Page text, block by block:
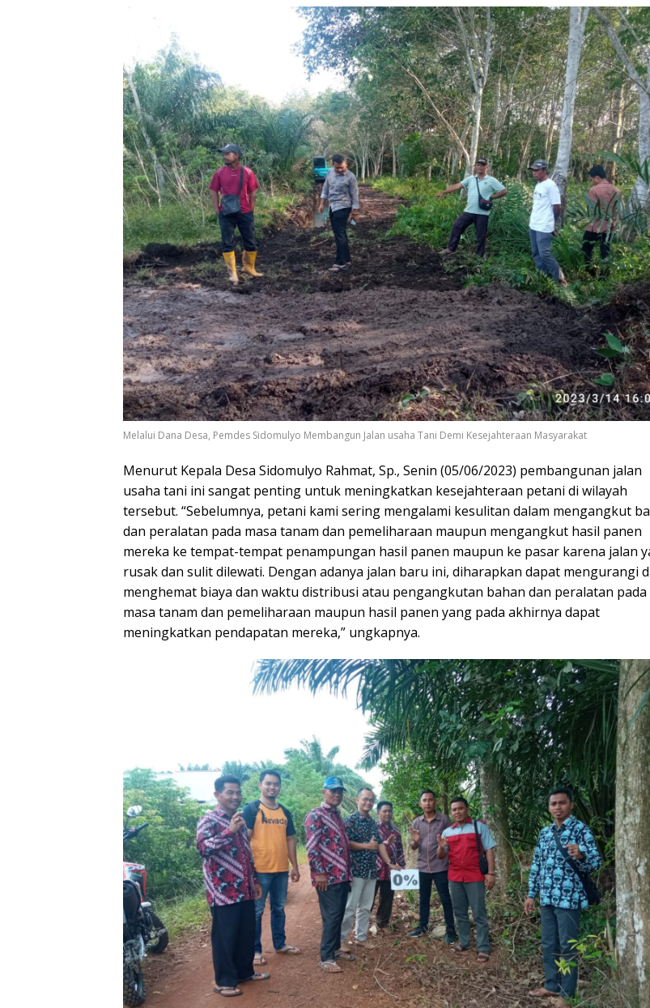
Melalui Dana Desa, Pemdes Sidomulyo Membangun Jalan usaha Tani Demi Kesejahteraan Masyarakat
Menurut Kepala Desa Sidomulyo Rahmat, Sp., Senin (05/06/2023) pembangunan jalan
usaha tani ini sangat penting untuk meningkatkan kesejahteraan petani di wilayah
tersebut. “Sebelumnya, petani kami sering mengalami kesulitan dalam mengangkut
dan peralatan pada masa tanam dan pemeliharaan maupun mengangkut hasil panen
mereka ke tempat-tempat penampungan hasil panen maupun ke pasar karena jalan
rusak dan sulit dilewati. Dengan adanya jalan baru ini, diharapkan dapat mengurangi
menghemat biaya dan waktu distribusi atau pengangkutan bahan dan peralatan pada
masa tanam dan pemeliharaan maupun hasil panen yang pada akhirnya dapat
meningkatkan pendapatan mereka,” ungkapnya.